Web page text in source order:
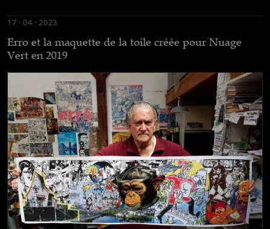
17 · 04 · 2023
Erro et la maquette de la toile créée pour Nuage
Vert en 2019